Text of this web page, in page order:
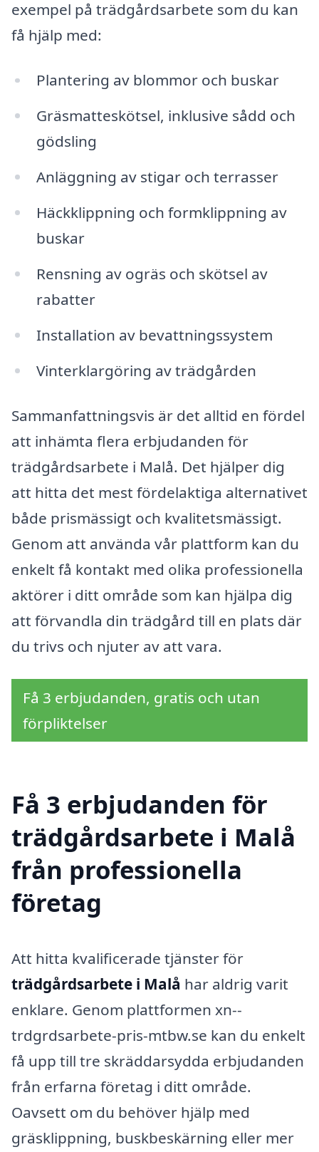
exempel på trädgårdsarbete som du kan
få hjälp med:
Plantering av blommor och buskar
Gräsmatteskötsel, inklusive sådd och
gödsling
Anläggning av stigar och terrasser
Häckklippning och formklippning av
buskar
Rensning av ogräs och skötsel av
rabatter
Installation av bevattningssystem
Vinterklargöring av trädgården
Sammanfattningsvis är det alltid en fördel
att inhämta flera erbjudanden för
trädgårdsarbete i Malå. Det hjälper dig
att hitta det mest fördelaktiga alternativet
både prismässigt och kvalitetsmässigt.
Genom att använda vår plattform kan du
enkelt få kontakt med olika professionella
aktörer i ditt område som kan hjälpa dig
att förvandla din trädgård till en plats där
du trivs och njuter av att vara.
Få 3 erbjudanden, gratis och utan
förpliktelser
Få 3 erbjudanden för
trädgårdsarbete i Malå
från professionella
företag
Att hitta kvalificerade tjänster för
trädgårdsarbete i Malå har aldrig varit
enklare. Genom plattformen xn--
trdgrdsarbete-pris-mtbw.se kan du enkelt
få upp till tre skräddarsydda erbjudanden
från erfarna företag i ditt område.
Oavsett om du behöver hjälp med
gräsklippning, buskbeskärning eller mer